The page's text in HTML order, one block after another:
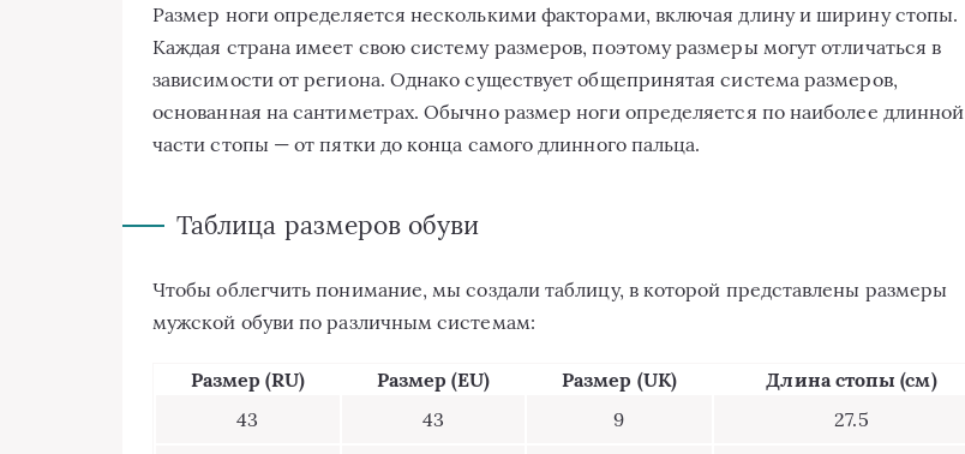
Размер ноги определяется несколькими факторами, включая длину и ширину стопы.
Каждая страна имеет свою систему размеров, поэтому размеры могут отличаться в
зависимости от региона. Однако существует общепринятая система размеров,
основанная на сантиметрах. Обычно размер ноги определяется по наиболее длинной
части стопы — от пятки до конца самого длинного пальца.
Таблица размеров обуви
Чтобы облегчить понимание, мы создали таблицу, в которой представлены размеры
мужской обуви по различным системам:
Размер (RU) Размер (EU) Размер (UK)
Длина стопы (см)
43
43 9 27.5